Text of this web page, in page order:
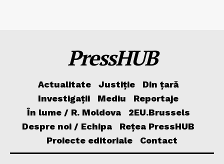
PressHUB
Actualitate Justiție
Din țară
Investigații
Mediu
Reportaje
În lume / R. Moldova
2EU.Brussels
Despre noi / Echipa
Rețea PressHUB
Proiecte editoriale
Contact